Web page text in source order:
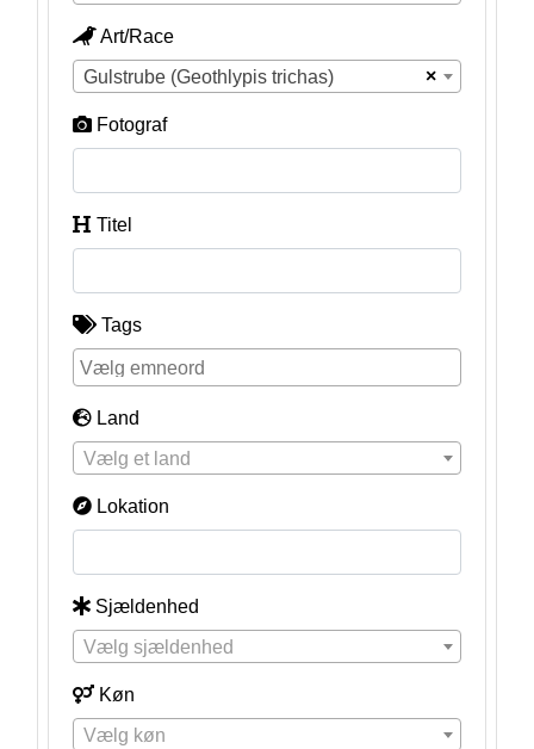
Art/Race
×
Gulstrube (Geothlypis trichas)
Fotograf
Titel
Tags
Land
Vælg et land
Lokation
Sjældenhed
Vælg sjældenhed
Køn
Vælg køn